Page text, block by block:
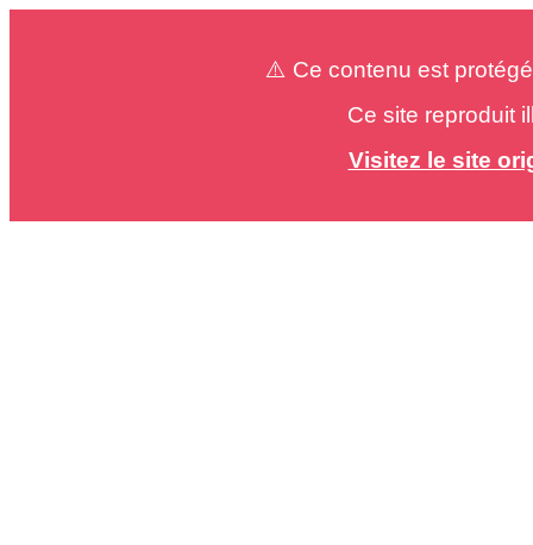
⚠️ Ce contenu est
Ce site reproduit
Visitez le site